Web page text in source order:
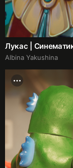
Лукас |
Albina Yakushina